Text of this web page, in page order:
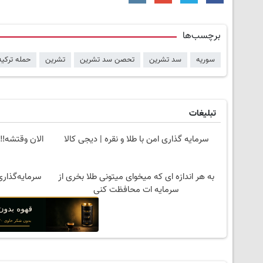
برچسب‌ها
سوریه سد تشرین تحصن سد تشرین تشرین حمله
تبلیغات
سرمایه گذاری امن با طلا و نقره | دیجی کالا
الان
به هر اندازه ای که میخوای میتونی طلا بخری از
سرمایه ات محافظت کنی